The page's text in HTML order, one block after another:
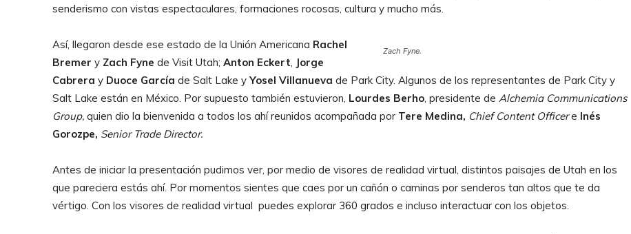
senderismo con vistas espectaculares, formaciones rocosas, cultura y mucho más.
Zach Fyne.
Así, llegaron desde ese estado de la Unión Americana Rachel
Bremer y Zach Fyne de Visit Utah; Anton Eckert, Jorge
Cabrera y Duoce García de Salt Lake y Yosel Villanueva de Park City. Algunos de los representantes de Park City y
Salt Lake están en México. Por supuesto también estuvieron, Lourdes Berho, presidente de Alchemia Communications
Group, quien dio la bienvenida a todos los ahí reunidos acompañada por Tere Medina, Chief Content Officere Inés
Gorozpe, Senior Trade Director.
Antes de iniciar la presentación pudimos ver, por medio de visores de realidad virtual, distintos paisajes de Utah en los
que pareciera estás ahí. Por momentos sientes que caes por un cañón o caminas por senderos tan altos que te da
vértigo. Con los visores de realidad virtual puedes explorar 360 grados e incluso interactuar con los objetos.